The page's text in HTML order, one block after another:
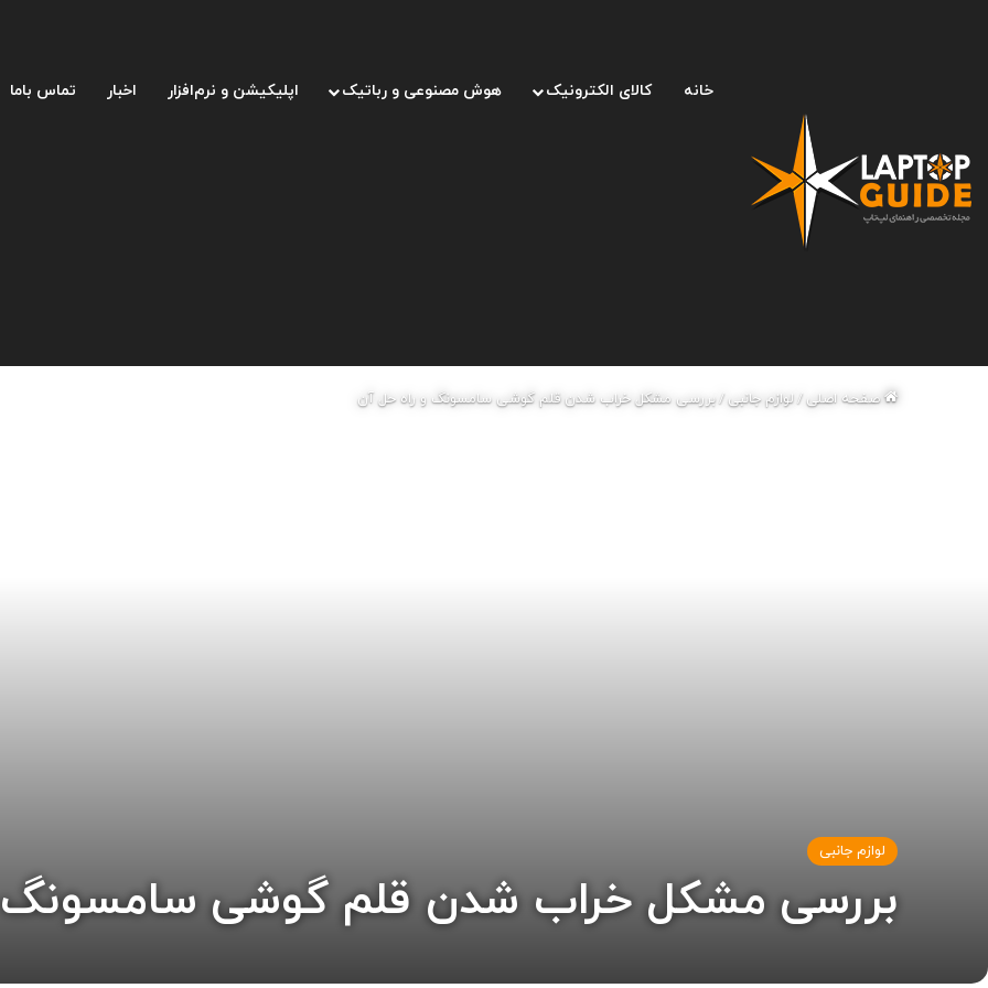
خانه کالای الکترونیک هوش مصنوعی و رباتیک اپلیکیشن و نرم‌افزار اخبار تماس باما
صفحه اصلی/لوازم جانبی/بررسی مشکل خراب شدن قلم گوشی سامسونگ و راه حل آن
لوازم جانبی
بررسی مشکل خراب شدن قلم گوشی سامسونگ